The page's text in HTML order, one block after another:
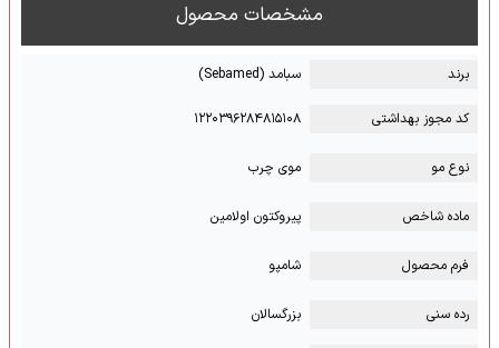
مشخصات محصول
برند سبامد (Sebamed)
کد مجوز بهداشتی ۱۲۲۰۳۹۶۲۸۴۸۱۵۱۰۸
نوع مو موی چرب
ماده شاخص پیروکتون اولامین
فرم محصول شامپو
رده سنی بزرگسالان